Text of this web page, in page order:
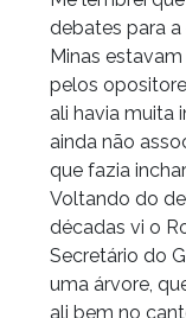
debates para
Minas
pelos
ali havia muita
ainda não
que fazia
Voltando do
décadas vi o
Secretário do
uma árvore,
ali bem no